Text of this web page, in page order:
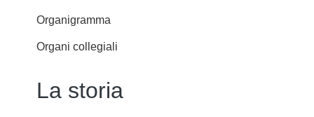
Organigramma
Organi collegiali
La storia